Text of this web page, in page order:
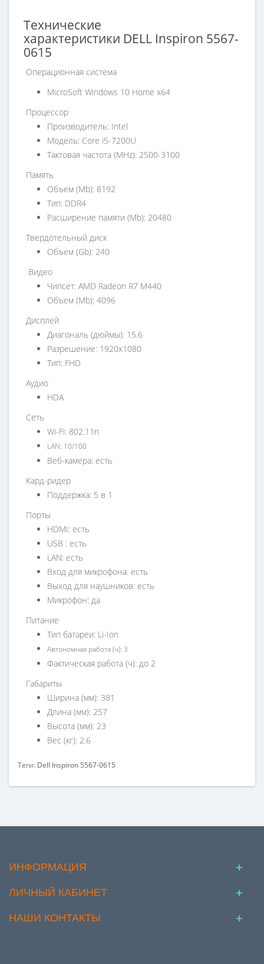
Технические
характеристики DELL Inspiron 5567-
0615
Операционная система
MicroSoft Windows 10 Home х64
Процессор
Производитель: Intel
Модель: Core i5-7200U
Тактовая частота (MHz): 2500-3100
Память
Объем (Mb): 8192
Тип: DDR4
Расширение памяти (Mb): 20480
Твердотельный диск
Объем (Gb): 240
Видео
Чипсет: AMD Radeon R7 M440
Объем (Mb): 4096
Дисплей
Диагональ (дюймы): 15.6
Разрешение: 1920x1080
Тип: FHD
Аудио
HDA
Сеть
Wi-Fi: 802.11n
LAN: 10/100
Веб-камера: есть
Кард-ридер
Поддержка: 5 в 1
Порты
HDMI: есть
USB : есть
LAN: есть
Вход для микрофона: есть
Выход для наушников: есть
Микрофон: да
Питание
Тип батареи: Li-Ion
Автономная работа (ч): 3
Фактическая работа (ч): до 2
Габариты
Ширина (мм): 381
Длина (мм): 257
Высота (мм): 23
Вес (кг): 2.6
Теги: Dell Inspiron 5567-0615
ИНФОРМАЦИЯ
ЛИЧНЫЙ КАБИНЕТ
НАШИ КОНТАКТЫ